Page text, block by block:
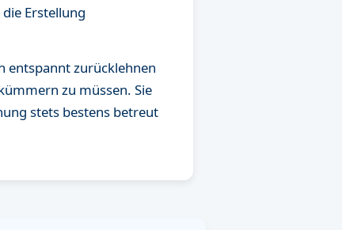
Erstellung
entspannt zurücklehnen
zu müssen. Sie
stets bestens betreut